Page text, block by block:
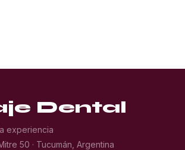
Dental
experiencia
50 · Tucumán, Argentina